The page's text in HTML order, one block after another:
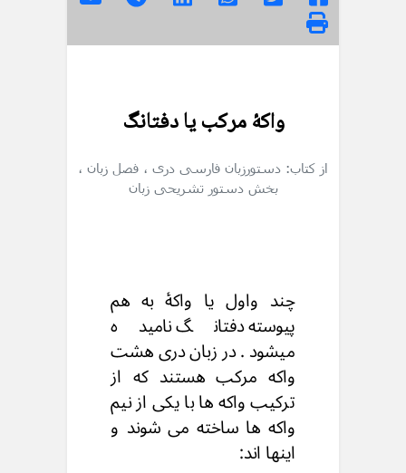
واكۀ مركب يا دفتانگ
از کتاب: دستورزبان فارسی دری ، فصل زبان ،
بخش دستور تشریحی زبان
چند واول یا واکۀ به هم
پیوسته دفتانگ نامیده
میشود . در زبان دری هشت
واکه مرکب هستند که از
ترکیب واکه ها با یکی از نیم
واکه ها ساخته می شوند و
اینها اند: